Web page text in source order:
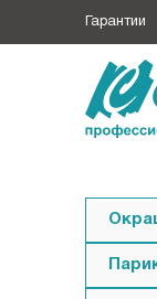
Гарантии